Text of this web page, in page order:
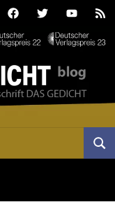
FacebookTwitterYoutube